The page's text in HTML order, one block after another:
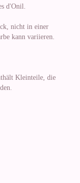
d'Onil.
nicht in einer
kann variieren.
Kleinteile, die